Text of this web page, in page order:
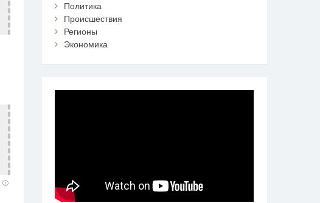
i
Политика
Происшествия
Регионы
Экономика